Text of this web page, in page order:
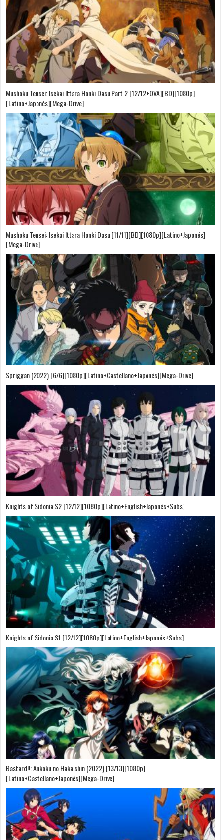
Mushoku Tensei: Isekai Ittara Honki Dasu Part 2 [12/12+OVA][BD][1080p]
[Latino+Japonés][Mega-Drive]
Mushoku Tensei: Isekai Ittara Honki Dasu [11/11][BD][1080p][Latino+Japonés]
[Mega-Drive]
Spriggan (2022) [6/6][1080p][Latino+Castellano+Japonés][Mega-Drive]
Knights of Sidonia S2 [12/12][1080p][Latino+English+Japonés+Subs]
Knights of Sidonia S1 [12/12][1080p][Latino+English+Japonés+Subs]
Bastard!!: Ankoku no Hakaishin (2022) [13/13][1080p]
[Latino+Castellano+Japonés][Mega-Drive]